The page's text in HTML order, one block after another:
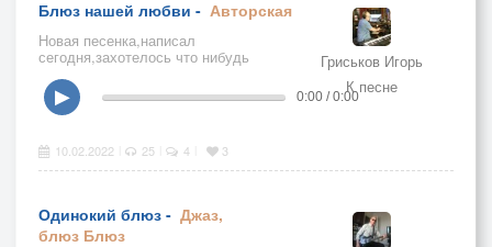
Блюз нашей любви - Авторская
Новая песенка,написал
сегодня,захотелось что нибудь
смыслом,получилась в какой то
мере ностальгическая.
Гриськов Игорь
К песне
▶ 0:00 / 0:00
10.02.2022 25 4 3
Одинокий блюз - Джаз,
блюз Блюз